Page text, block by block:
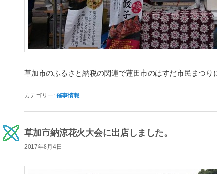
草加市のふるさと納税の関連で蓮田市のはすだ市民まつり
カテゴリー: 催事情報
草加市納涼花火大会に出店しました。
2017年8月4日